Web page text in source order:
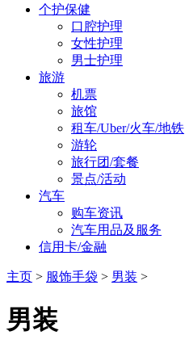
个护保健
口腔护理
女性护理
男士护理
旅游
机票
旅馆
租车/Uber/火车/地铁
游轮
旅行团/套餐
景点/活动
汽车
购车资讯
汽车用品及服务
信用卡/金融
主页 > 服饰手袋 > 男装 >
男装